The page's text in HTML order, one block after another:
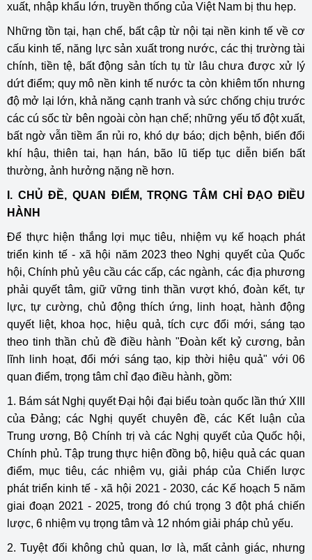
xuất, nhập khẩu lớn, truyền thống của Việt Nam bị thu hẹp.
Những tồn tại, hạn chế, bất cập từ nội tại nền kinh tế về cơ
cấu kinh tế, năng lực sản xuất trong nước, các thị trường tài
chính, tiền tệ, bất động sản tích tụ từ lâu chưa được xử lý
dứt điểm; quy mô nền kinh tế nước ta còn khiêm tốn nhưng
độ mở lại lớn, khả năng cạnh tranh và sức chống chịu trước
các cú sốc từ bên ngoài còn hạn chế; những yếu tố đột xuất,
bất ngờ vẫn tiềm ẩn rủi ro, khó dự báo; dịch bệnh, biến đổi
khí hậu, thiên tai, hạn hán, bão lũ tiếp tục diễn biến bất
thường, ảnh hưởng nặng nề hơn.
I. CHỦ ĐỀ, QUAN ĐIỂM, TRỌNG TÂM CHỈ ĐẠO ĐIỀU
HÀNH
Để thực hiện thắng lợi mục tiêu, nhiệm vụ kế hoạch phát
triển kinh tế - xã hội năm 2023 theo Nghị quyết của Quốc
hội, Chính phủ yêu cầu các cấp, các ngành, các địa phương
phải quyết tâm, giữ vững tinh thần vượt khó, đoàn kết, tự
lực, tự cường, chủ động thích ứng, linh hoạt, hành động
quyết liệt, khoa học, hiệu quả, tích cực đổi mới, sáng tạo
theo tinh thần chủ đề điều hành "Đoàn kết kỷ cương, bản
lĩnh linh hoạt, đổi mới sáng tạo, kịp thời hiệu quả" với 06
quan điểm, trọng tâm chỉ đạo điều hành, gồm:
1. Bám sát Nghị quyết Đại hội đại biểu toàn quốc lần thứ XIII
của Đảng; các Nghị quyết chuyên đề, các Kết luận của
Trung ương, Bộ Chính trị và các Nghị quyết của Quốc hội,
Chính phủ. Tập trung thực hiện đồng bộ, hiệu quả các quan
điểm, mục tiêu, các nhiệm vụ, giải pháp của Chiến lược
phát triển kinh tế - xã hội 2021 - 2030, các Kế hoạch 5 năm
giai đoạn 2021 - 2025, trong đó chú trọng 3 đột phá chiến
lược, 6 nhiệm vụ trọng tâm và 12 nhóm giải pháp chủ yếu.
2. Tuyệt đối không chủ quan, lơ là, mất cảnh giác, nhưng